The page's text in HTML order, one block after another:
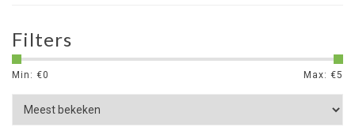
Filters
Min: €0 Max: €5